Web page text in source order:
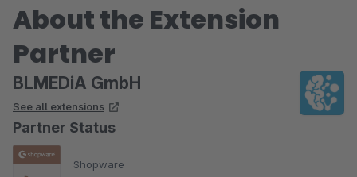
About the Extension
Partner
BLMEDiA GmbH
See all extensions
Partner Status
Shopware